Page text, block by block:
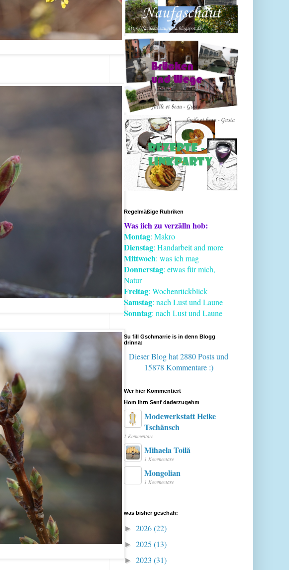
Regelmäßige Rubriken
Was iich zu verzälln hob:
Montag: Makro
Dienstag: Handarbeit and more
Mittwoch: was ich mag
Donnerstag: etwas für mich,
Natur
Freitag: Wochenrückblick
Samstag: nach Lust und Laune
Sonntag: nach Lust und Laune
Su fill Gschmarrie is in denn Blogg
drinna:
Dieser Blog hat 2880 Postsund
15878 Kommentare :)
Wer hier Kommentiert
Hom ihrn Senf daderzugehm
Modewerkstatt Heike
Tschänsch
1 Kommentare
Mihaela Toilă
1 Kommentare
Mongolian
1 Kommentare
was bisher geschah:
► 2026(22)
► 2025 (13)
► 2023 (31)